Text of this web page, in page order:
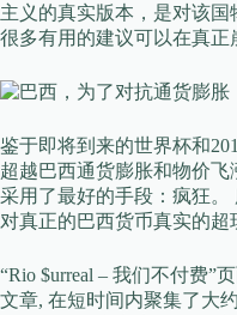
主义的真实版本，是对该
很多有用的建议可以在真
鉴于即将到来的世界杯和
超越巴西通货膨胀和物价
采用了最好的手段：疯狂
对真正的巴西货币真实的超
“Rio $urreal – 我们不付费”
文章, 在短时间内聚集了大